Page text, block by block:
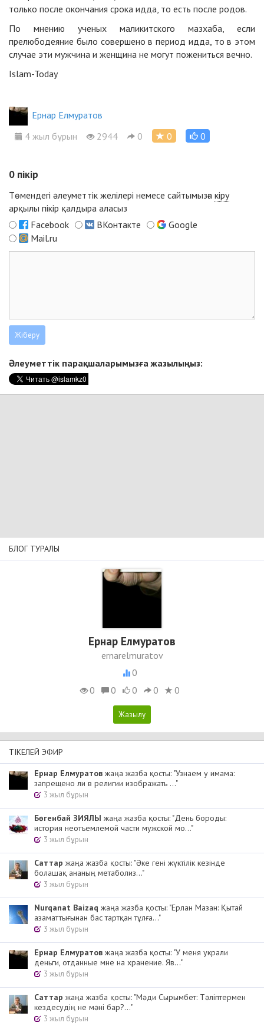
только после окончания срока идда, то есть после родов.
По мнению ученых маликитского мазхаба, если
прелюбодеяние было совершено в период идда, то в этом
случае эти мужчина и женщина не могут пожениться вечно.
Islam-Today
Ернар Елмуратов
4 жыл бұрын
2944 0 0 0
0 пікір
Төмендегі әлеуметтік желілері немесе сайтымызға кіру
арқылы пікір қалдыра аласыз
Facebook
ВКонтакте
Google
Mail.ru
Әлеуметтік парақшаларымызға жазылыңыз:
БЛОГ ТУРАЛЫ
Ернар Елмуратов
ernarelmuratov
0
0
0 0 0 0
ТІКЕЛЕЙ ЭФИР
Ернар Елмуратов жаңа жазба қосты: "Узнаем у имама:
запрещено ли в религии изображать ..."
3 жыл бұрын
Бөгенбай ЗИЯЛЫ жаңа жазба қосты: "День бороды:
история неотъемлемой части мужской мо..."
3 жыл бұрын
Cаттар жаңа жазба қосты: "Әке гені жүктілік кезінде
болашақ ананың метаболиз..."
3 жыл бұрын
Nurqanat Baizaq жаңа жазба қосты: "Ерлан Мазан: Қытай
азаматтығынан бас тартқан тұлға..."
3 жыл бұрын
Ернар Елмуратов жаңа жазба қосты: "У меня украли
деньги, отданные мне на хранение. Яв..."
3 жыл бұрын
Cаттар жаңа жазба қосты: "Мәди Сырымбет: Тәліптермен
кездесудің не мәні бар?..."
3 жыл бұрын